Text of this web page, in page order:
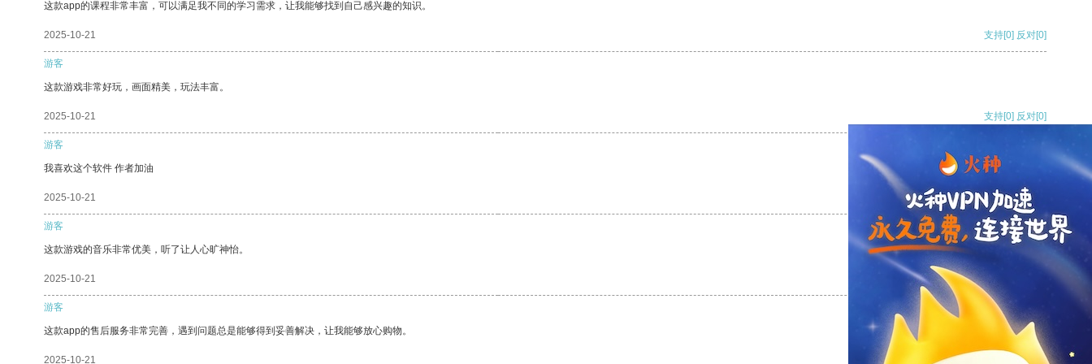
这款app的课程非常丰富，可以满足我不同的学习需求，让我能够找到自己感兴趣的知识。
2025-10-21 支持[0] 反对[0]
游客
这款游戏非常好玩，画面精美，玩法丰富。
2025-10-21 支持[0] 反对[0]
游客
我喜欢这个软件 作者加油
2025-10-21 支持[0] 反对
游客
这款游戏的音乐非常优美，听了让人心旷神怡。
2025-10-21 支持
游客
这款app的售后服务非常完善，遇到问题总是能够得到妥善解决，让我能够放心购物。
2025-10-21 反对 [0]